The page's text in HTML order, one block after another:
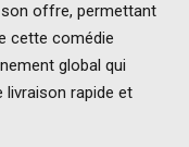
offre, permettant
cette comédie
global qui
livraison rapide et